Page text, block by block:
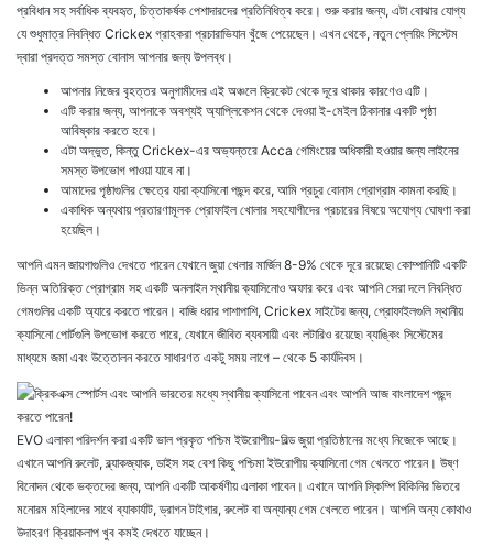
প্রবিধান সহ সর্বাধিক ব্যবহৃত, চিত্তাকর্ষক পেশাদারদের প্রতিনিধিত্ব করে। শুরু করার জন্য, এটা বোঝার যোগ্য
যে শুধুমাত্র নিবন্ধিত Crickex গ্রাহকরা প্রচারাভিযান খুঁজে পেয়েছেন। এখন থেকে, নতুন প্লেয়িং সিস্টেম
দ্বারা প্রদত্ত সমস্ত বোনাস আপনার জন্য উপলব্ধ।
আপনার নিজের বৃহত্তর অনুগামীদের এই অঞ্চলে ক্রিকেট থেকে দূরে থাকার কারণেও এটি।
এটি করার জন্য, আপনাকে অবশ্যই অ্যাপ্লিকেশন থেকে দেওয়া ই-মেইল ঠিকানার একটি পৃষ্ঠা
আবিষ্কার করতে হবে।
এটা অদ্ভুত, কিন্তু Crickex-এর অভ্যন্তরে Acca গেমিংয়ের অধিকারী হওয়ার জন্য লাইনের
সমস্ত উপভোগ পাওয়া যাবে না।
আমাদের পৃষ্ঠাগুলির ক্ষেত্রে যারা ক্যাসিনো পছন্দ করে, আমি প্রচুর বোনাস প্রোগ্রাম কামনা করছি।
একাধিক অন্যথায় প্রতারণামূলক প্রোফাইল খোলার সহযোগীদের প্রচারের বিষয়ে অযোগ্য ঘোষণা করা
হয়েছিল।
আপনি এমন জায়গাগুলিও দেখতে পারেন যেখানে জুয়া খেলার মার্জিন 8-9% থেকে দূরে রয়েছে৷ কোম্পানিটি একটি
ভিন্ন অতিরিক্ত প্রোগ্রাম সহ একটি অনলাইন স্থানীয় ক্যাসিনোও অফার করে এবং আপনি সেরা দলে নিবন্ধিত
গেমগুলির একটি অ্যারে করতে পারেন। বাজি ধরার পাশাপাশি, Crickex সাইটের জন্য, প্রোফাইলগুলি স্থানীয়
ক্যাসিনো পোর্টগুলি উপভোগ করতে পারে, যেখানে জীবিত ব্যবসায়ী এবং লটারিও রয়েছে৷ ব্যাঙ্কিং সিস্টেমের
মাধ্যমে জমা এবং উত্তোলন করতে সাধারণত একটু সময় লাগে – থেকে 5 কার্যদিবস।
EVO এলাকা পরিদর্শন করা একটি ভাল প্রকৃত পশ্চিম ইউরোপীয়-বিল্ড জুয়া প্রতিষ্ঠানের মধ্যে নিজেকে আছে।
এখানে আপনি রুলেট, ব্ল্যাকজ্যাক, ডাইস সহ বেশ কিছু পশ্চিমা ইউরোপীয় ক্যাসিনো গেম খেলতে পারেন। উষ্ণ
বিনোদন থেকে ভক্তদের জন্য, আপনি একটি আকর্ষণীয় এলাকা পাবেন। এখানে আপনি স্কিম্পি বিকিনির ভিতরে
মনোরম মহিলাদের সাথে ব্যাকার্যাট, ড্রাগন টাইগার, রুলেট বা অন্যান্য গেম খেলতে পারেন। আপনি অন্য কোথাও
উদাহরণ ক্রিয়াকলাপ খুব কমই দেখতে যাচ্ছেন।